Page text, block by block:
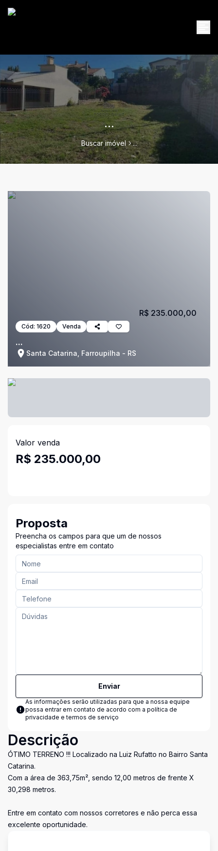
...
Buscar imóvel ...
Cód: 1620 Venda
...
Santa Catarina, Farroupilha - RS
R$ 235.000,00
Valor venda
R$ 235.000,00
Proposta
Preencha os campos para que um de nossos
especialistas entre em contato
Enviar
As informações serão utilizadas para que a nossa equipe
possa entrar em contato de acordo com a política de
privacidade e termos de serviço
Descrição
ÓTIMO TERRENO !!! Localizado na Luiz Rufatto no Bairro Santa
Catarina.
Com a área de 363,75m², sendo 12,00 metros de frente X
30,298 metros.
Entre em contato com nossos corretores e não perca essa
excelente oportunidade.